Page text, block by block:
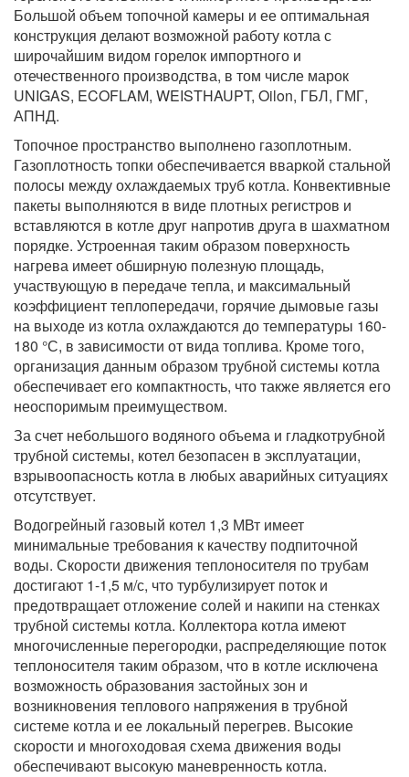
Большой объем топочной камеры и ее оптимальная
конструкция делают возможной работу котла с
широчайшим видом горелок импортного и
отечественного производства, в том числе марок
UNIGAS, ECOFLAM, WEISTHAUPT, Oilon, ГБЛ, ГМГ,
АПНД.
Топочное пространство выполнено газоплотным.
Газоплотность топки обеспечивается вваркой стальной
полосы между охлаждаемых труб котла. Конвективные
пакеты выполняются в виде плотных регистров и
вставляются в котле друг напротив друга в шахматном
порядке. Устроенная таким образом поверхность
нагрева имеет обширную полезную площадь,
участвующую в передаче тепла, и максимальный
коэффициент теплопередачи, горячие дымовые газы
на выходе из котла охлаждаются до температуры 160-
180 °С, в зависимости от вида топлива. Кроме того,
организация данным образом трубной системы котла
обеспечивает его компактность, что также является его
неоспоримым преимуществом.
За счет небольшого водяного объема и гладкотрубной
трубной системы, котел безопасен в эксплуатации,
взрывоопасность котла в любых аварийных ситуациях
отсутствует.
Водогрейный газовый котел 1,3 МВт имеет
минимальные требования к качеству подпиточной
воды. Скорости движения теплоносителя по трубам
достигают 1-1,5 м/с, что турбулизирует поток и
предотвращает отложение солей и накипи на стенках
трубной системы котла. Коллектора котла имеют
многочисленные перегородки, распределяющие поток
теплоносителя таким образом, что в котле исключена
возможность образования застойных зон и
возникновения теплового напряжения в трубной
системе котла и ее локальный перегрев. Высокие
скорости и многоходовая схема движения воды
обеспечивают высокую маневренность котла.